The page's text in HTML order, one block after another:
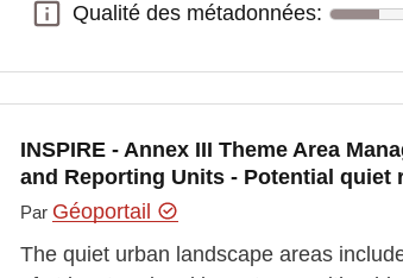
Qualité des métadonnées:
Qualité des métadonnées:
INSPIRE - Annex III Theme Area
and Reporting Units - Potential quiet
Par Géoportail
The quiet urban landscape areas